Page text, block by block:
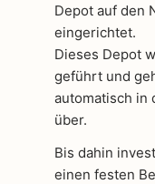
Depot auf den
eingerichtet.
Dieses Depot
geführt und
automatisch in
über.
Bis dahin
einen festen